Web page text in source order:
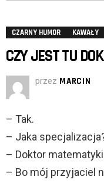
CZARNY HUMOR KAWAŁY
CZY JEST TU
przez MARCIN
– Tak.
– Jaka
– Doktor
– Bo mój przyjaciel